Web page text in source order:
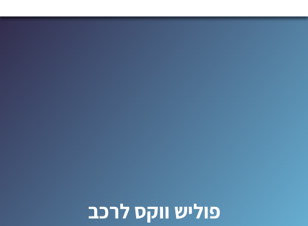
פוליש ווקס לרכב